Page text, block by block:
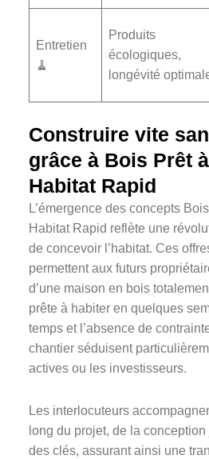
Entretien
🧹
Produits
écologiques,
longévité
Construire vite
grâce à Bois Prêt
Habitat Rapid
L’émergence des concepts
Habitat Rapid reflète une
de concevoir l’habitat. Ces
permettent aux futurs
d’une maison en bois
prête à habiter en quelques
temps et l’absence de
chantier séduisent
actives ou les investisseurs.
Les interlocuteurs
long du projet, de la conception
des clés, assurant ainsi une